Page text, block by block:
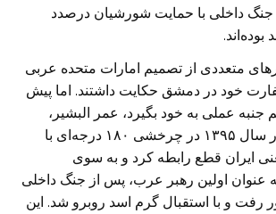
جنگ داخلی با حمایت شورشیان درصدد
متعددی از تصمیم امارات متحده عربی
خود در دمشق حکایت داشتند. اما پیش
جنبه عملی به خود بگیرد، عمر البشیر،
حاکم سودان که در سال ۱۳۹۵ در چرخشی ۱۸۰ درجه‌ای با
ایران قطع رابطه کرد و به سوی
عنوان اولین رهبر عرب، پس از جنگ داخلی
رفت و با استقبال گرم اسد روبرو شد. این